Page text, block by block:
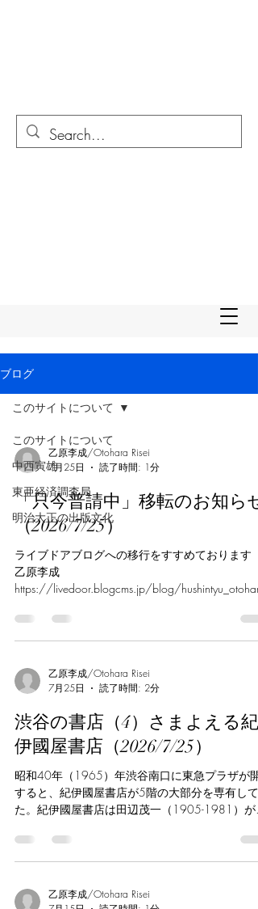
ブログ
このサイトについて
中西寅雄
東亜経済調査局
明治大正の出版文化
このサイトについて
乙原李成/Otohara Risei
7月25日
読了時間: 1分
「只今普請中」移転のお知らせ
（2026/7/25）
ライブドアブログへの移行をすすめております
乙原李成
https://livedoor.blogcms.jp/blog/hushintyu_otohara
乙原李成/Otohara Risei
7月25日
読了時間: 2分
渋谷の書店（4）さまよえる紀
伊國屋書店（2026/7/25）
昭和40年（1965）年渋谷南口に東急プラザが開
すると、紀伊國屋書店が5階の大部分を専有して
た。紀伊國屋書店は田辺茂一（1905-1981）が
（1964年）には前川國男設計による地上9階、地
下2階の本社ビルを建てていた。渋谷店は旅行ガ
トを歩くので足が疲れずに済んだ。東急プラザの
乙原李成/Otohara Risei